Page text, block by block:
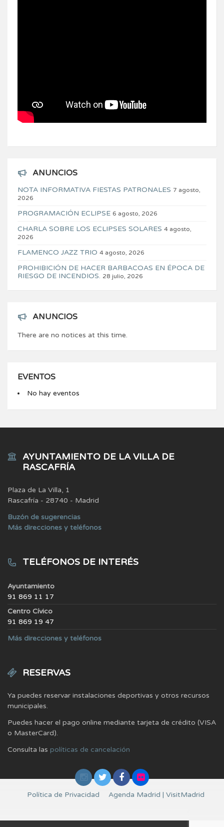
ANUNCIOS
NOTA INFORMATIVA FIESTAS PATRONALES 7 agosto,
2026
PROGRAMACIÓN ECLIPSE 6 agosto, 2026
CHARLA SOBRE LOS ECLIPSES SOLARES 4 agosto,
2026
FLAMENCO JAZZ TRIO 4 agosto, 2026
PROHIBICIÓN DE HACER BARBACOAS EN ÉPOCA DE
RIESGO DE INCENDIOS. 28 julio, 2026
ANUNCIOS
There are no notices at this time.
EVENTOS
No hay eventos
AYUNTAMIENTO DE LA VILLA DE
RASCAFRÍA
Plaza de La Villa, 1
Rascafría - 28740 - Madrid
Buzón de sugerencias
Más direcciones y teléfonos
TELÉFONOS DE INTERÉS
Ayuntamiento
91 869 11 17
Centro Cívico
91 869 19 47
Más direcciones y teléfonos
RESERVAS
Ya puedes reservar instalaciones deportivas y otros recursos
municipales.
Puedes hacer el pago online mediante tarjeta de crédito (VISA
o MasterCard).
Consulta las políticas de cancelación
Política de Privacidad Agenda Madrid | VisitMadrid